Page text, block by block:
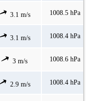
3.1 m/s 1008.5 hPa
3.1 m/s 1008.4 hPa
3 m/s 1008.6 hPa
2.9 m/s 1008.4 hPa